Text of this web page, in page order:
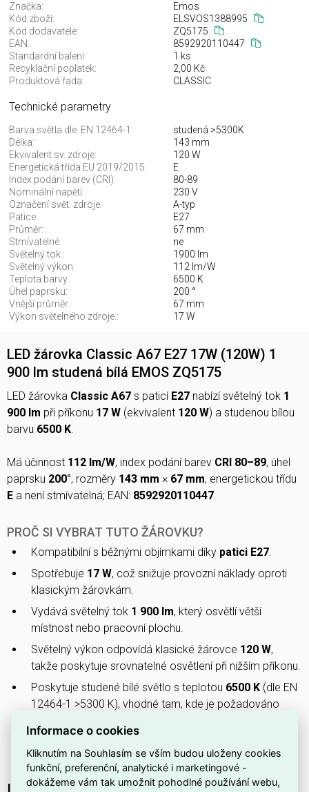
Značka:
Emos
Kód zboží:
ELSVOS1388995
Kód dodavatele:
ZQ5175
EAN:
8592920110447
Standardní balení:
1 ks
Recyklační poplatek:
2,00 Kč
Produktová řada:
CLASSIC
Technické parametry
Barva světla dle. EN 12464-1:
studená >5300K
Délka:
143 mm
Ekvivalent sv. zdroje:
120 W
Energetická třída EU 2019/2015:
E
Index podání barev (CRI):
80-89
Nominální napětí.:
230 V
Označení svět. zdroje:
A-typ
Patice:
E27
Průměr:
67 mm
Stmívatelné:
ne
Světelný tok.:
1900 lm
Světelný výkon:
112 lm/W
Teplota barvy.:
6500 K
Úhel paprsku:
200 °
Vnější průměr:
67 mm
Výkon světelného zdroje.:
17 W
LED žárovka Classic A67 E27 17W (120W) 1
900 lm studená bílá EMOS ZQ5175
LED žárovka Classic A67 s paticí E27 nabízí světelný tok 1
900 lm při příkonu 17 W (ekvivalent 120 W) a studenou bílou
barvu 6500 K.
Má účinnost 112 lm/W, index podání barev CRI 80–89, úhel
paprsku 200°, rozměry 143 mm × 67 mm, energetickou třídu
E a není stmívatelná; EAN: 8592920110447.
PROČ SI VYBRAT TUTO ŽÁROVKU?
Kompatibilní s běžnými objímkami díky patici E27.
Spotřebuje 17 W, což snižuje provozní náklady oproti
klasickým žárovkám.
Vydává světelný tok 1 900 lm, který osvětlí větší
místnost nebo pracovní plochu.
Světelný výkon odpovídá klasické žárovce 120 W,
takže poskytuje srovnatelné osvětlení při nižším příkonu.
Poskytuje studené bílé světlo s teplotou 6500 K (dle EN
12464-1 >5300 K), vhodné tam, kde je požadováno
vhodná pro stabilní, trvalé osvětlení.
Informace o cookies
Kliknutím na Souhlasím se vším budou uloženy cookies
funkční, preferenční, analytické i marketingové -
dokážeme vám tak umožnit pohodlné používání webu,